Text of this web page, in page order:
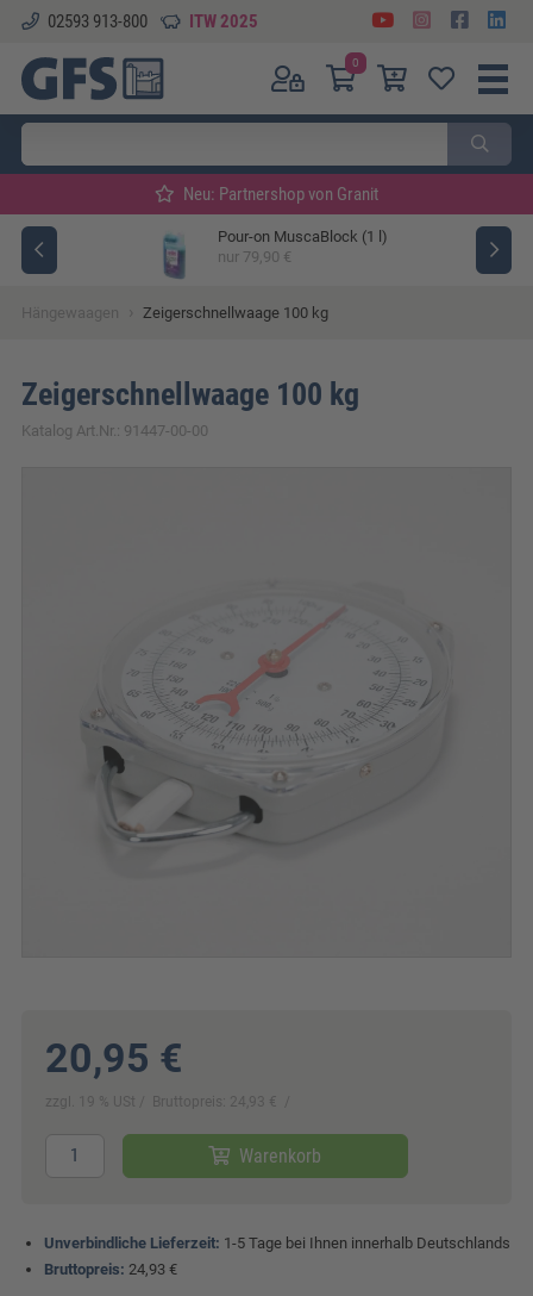
02593 913-800 ITW 2025
0
Neu: Partnershop von Granit
Pour-on MuscaBlock (1 l)
nur 79,90 €
Hängewaagen Zeigerschnellwaage 100 kg
Zeigerschnellwaage 100 kg
Katalog Art.Nr.: 91447-00-00
20,95 €
zzgl. 19 % USt Bruttopreis: 24,93 €
Warenkorb
Unverbindliche Lieferzeit: 1-5 Tage bei Ihnen innerhalb Deutschlands
Bruttopreis: 24,93 €